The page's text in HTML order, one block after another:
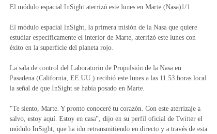
El módulo espacial InSight aterrizó este lunes en Marte.(Nasa)1/1
El módulo espacial InSight, la primera misión de la Nasa que quiere
estudiar específicamente el interior de Marte, aterrizó este lunes con
éxito en la superficie del planeta rojo.
La sala de control del Laboratorio de Propulsión de la Nasa en
Pasadena (California, EE.UU.) recibió este lunes a las 11.53 horas local
la señal de que InSight se había posado en Marte.
"Te siento, Marte. Y pronto conoceré tu corazón. Con este aterrizaje a
salvo, estoy aquí. Estoy en casa", dijo en su perfil oficial de Twitter el
módulo InSight, que ha ido retransmitiendo en directo y a través de esta